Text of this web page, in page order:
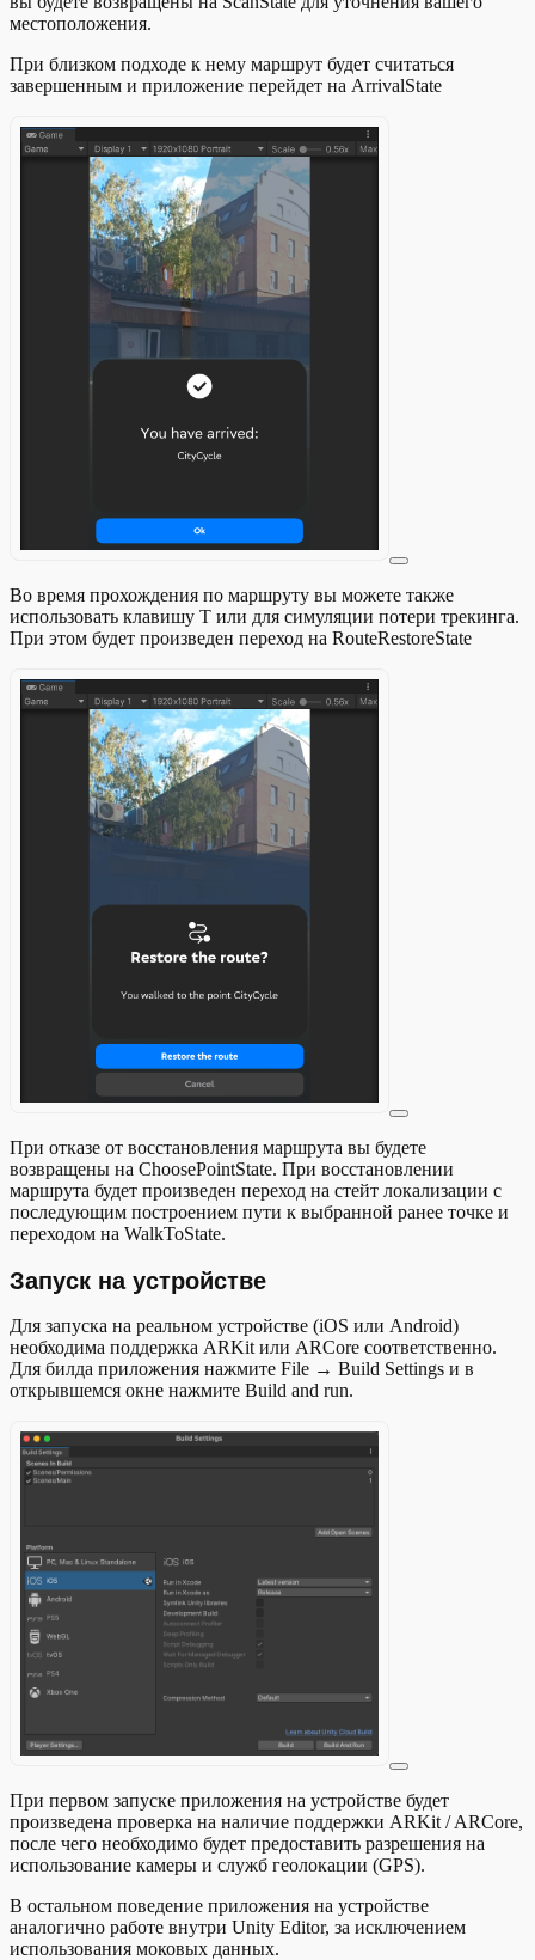
местоположения.
При близком подходе к нему маршрут будет считаться
завершенным и приложение перейдет на ArrivalState
Во время прохождения по маршруту вы можете также
использовать клавишу T или для симуляции потери трекинга.
При этом будет произведен переход на RouteRestoreState
При отказе от восстановления маршрута вы будете
возвращены на ChoosePointState. При восстановлении
маршрута будет произведен переход на стейт локализации с
последующим построением пути к выбранной ранее точке и
переходом на WalkToState.
Запуск на устройстве
Для запуска на реальном устройстве (iOS или Android)
необходима поддержка ARKit или ARCore соответственно.
Для билда приложения нажмите File → Build Settings и в
открывшемся окне нажмите Build and run.
При первом запуске приложения на устройстве будет
произведена проверка на наличие поддержки ARKit / ARCore,
после чего необходимо будет предоставить разрешения на
использование камеры и служб геолокации (GPS).
В остальном поведение приложения на устройстве
аналогично работе внутри Unity Editor, за исключением
использования моковых данных.